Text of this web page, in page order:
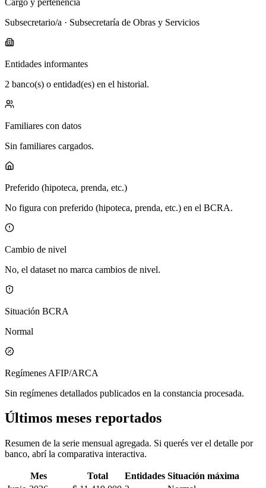
Subsecretario/a · Subsecretaría de Obras y Servicios
Entidades informantes
2 banco(s) o entidad(es) en el historial.
Familiares con datos
Sin familiares cargados.
Preferido (hipoteca, prenda, etc.)
No figura con preferido (hipoteca, prenda, etc.) en el BCRA.
Cambio de nivel
No, el dataset no marca cambios de nivel.
Situación BCRA
Normal
Regímenes AFIP/ARCA
Sin regímenes detallados publicados en la constancia procesada.
Últimos meses reportados
Resumen de la serie mensual agregada. Si querés ver el detalle por
banco, abrí la comparativa interactiva.
Mes Total Entidades Situación máxima